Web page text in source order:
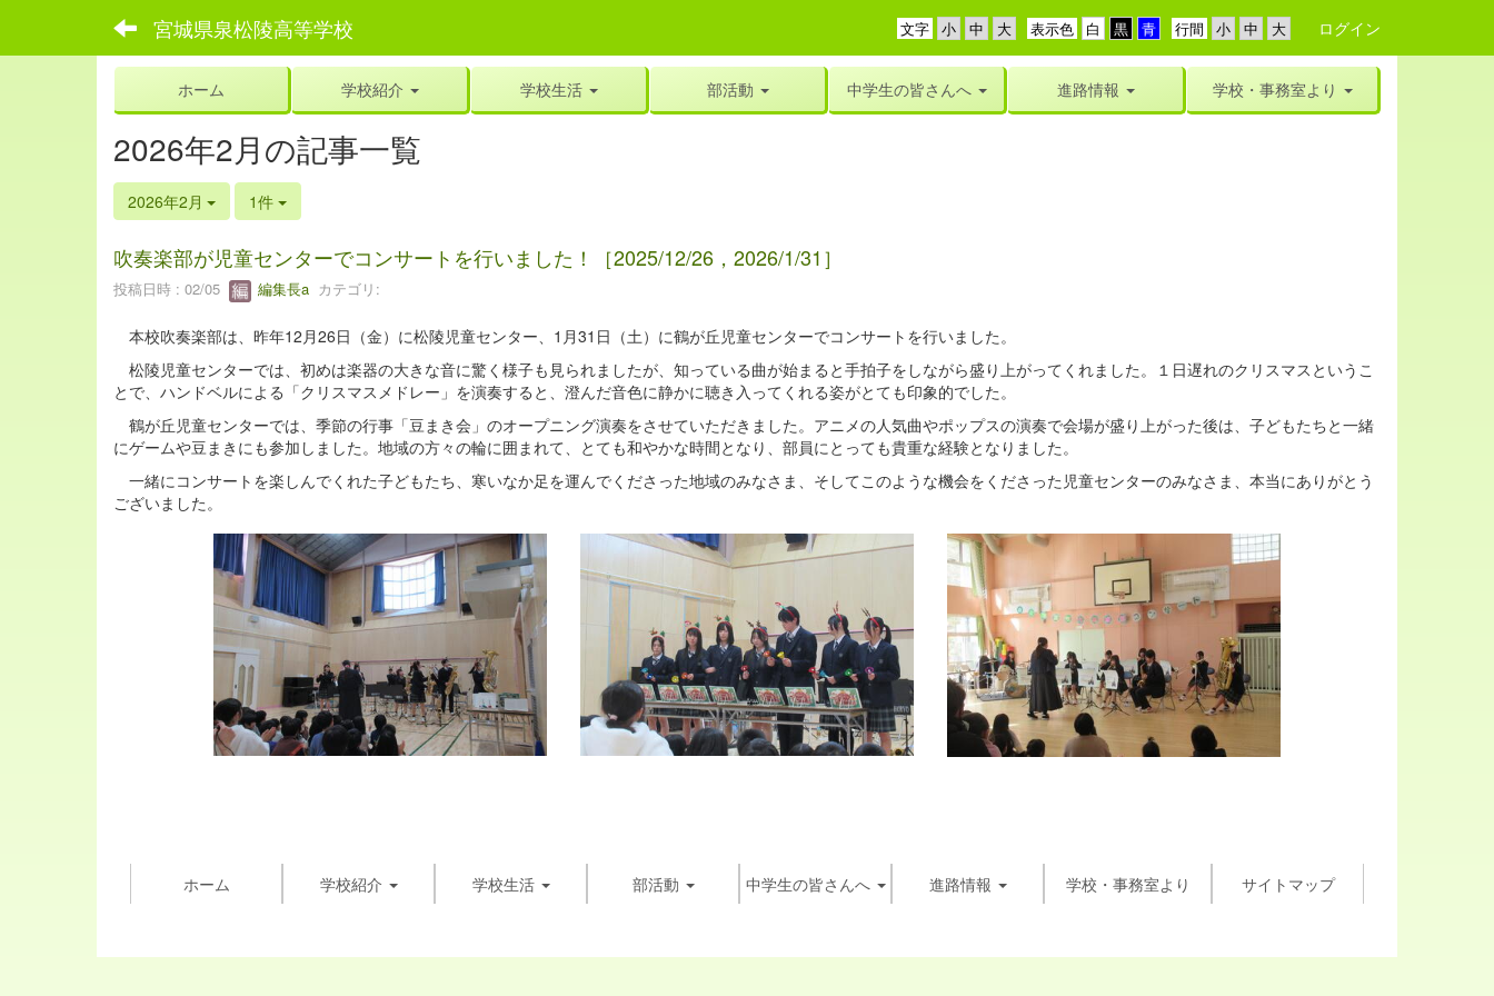
宮城県泉松陵高等学校 行間
表示色
文字 ログイン
ホーム 学校紹介 学校生活 部活動 中学生の皆さんへ 進路情報 学校・事務室より
2026年2月の記事一覧
2026年2月 1件
吹奏楽部が児童センターでコンサートを行いました！［2025/12/26，2026/1/31］
投稿日時 : 02/05 編集長a カテゴリ:
本校吹奏楽部は、昨年12月26日（金）に松陵児童センター、1月31日（土）に鶴が丘児童センターでコンサートを行いました。
松陵児童センターでは、初めは楽器の大きな音に驚く様子も見られましたが、知っている曲が始まると手拍子をしながら盛り上がってくれました。１日遅れのクリスマスというこ
とで、ハンドベルによる「クリスマスメドレー」を演奏すると、澄んだ音色に静かに聴き入ってくれる姿がとても印象的でした。
鶴が丘児童センターでは、季節の行事「豆まき会」のオープニング演奏をさせていただきました。アニメの人気曲やポップスの演奏で会場が盛り上がった後は、子どもたちと一緒
にゲームや豆まきにも参加しました。地域の方々の輪に囲まれて、とても和やかな時間となり、部員にとっても貴重な経験となりました。
一緒にコンサートを楽しんでくれた子どもたち、寒いなか足を運んでくださった地域のみなさま、そしてこのような機会をくださった児童センターのみなさま、本当にありがとう
ございました。
ホーム 学校紹介 学校生活 部活動 中学生の皆さんへ 進路情報 学校・事務室より サイトマップ